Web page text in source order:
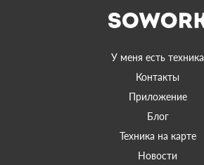
У меня есть техника
Контакты
Приложение
Блог
Техника на карте
Новости